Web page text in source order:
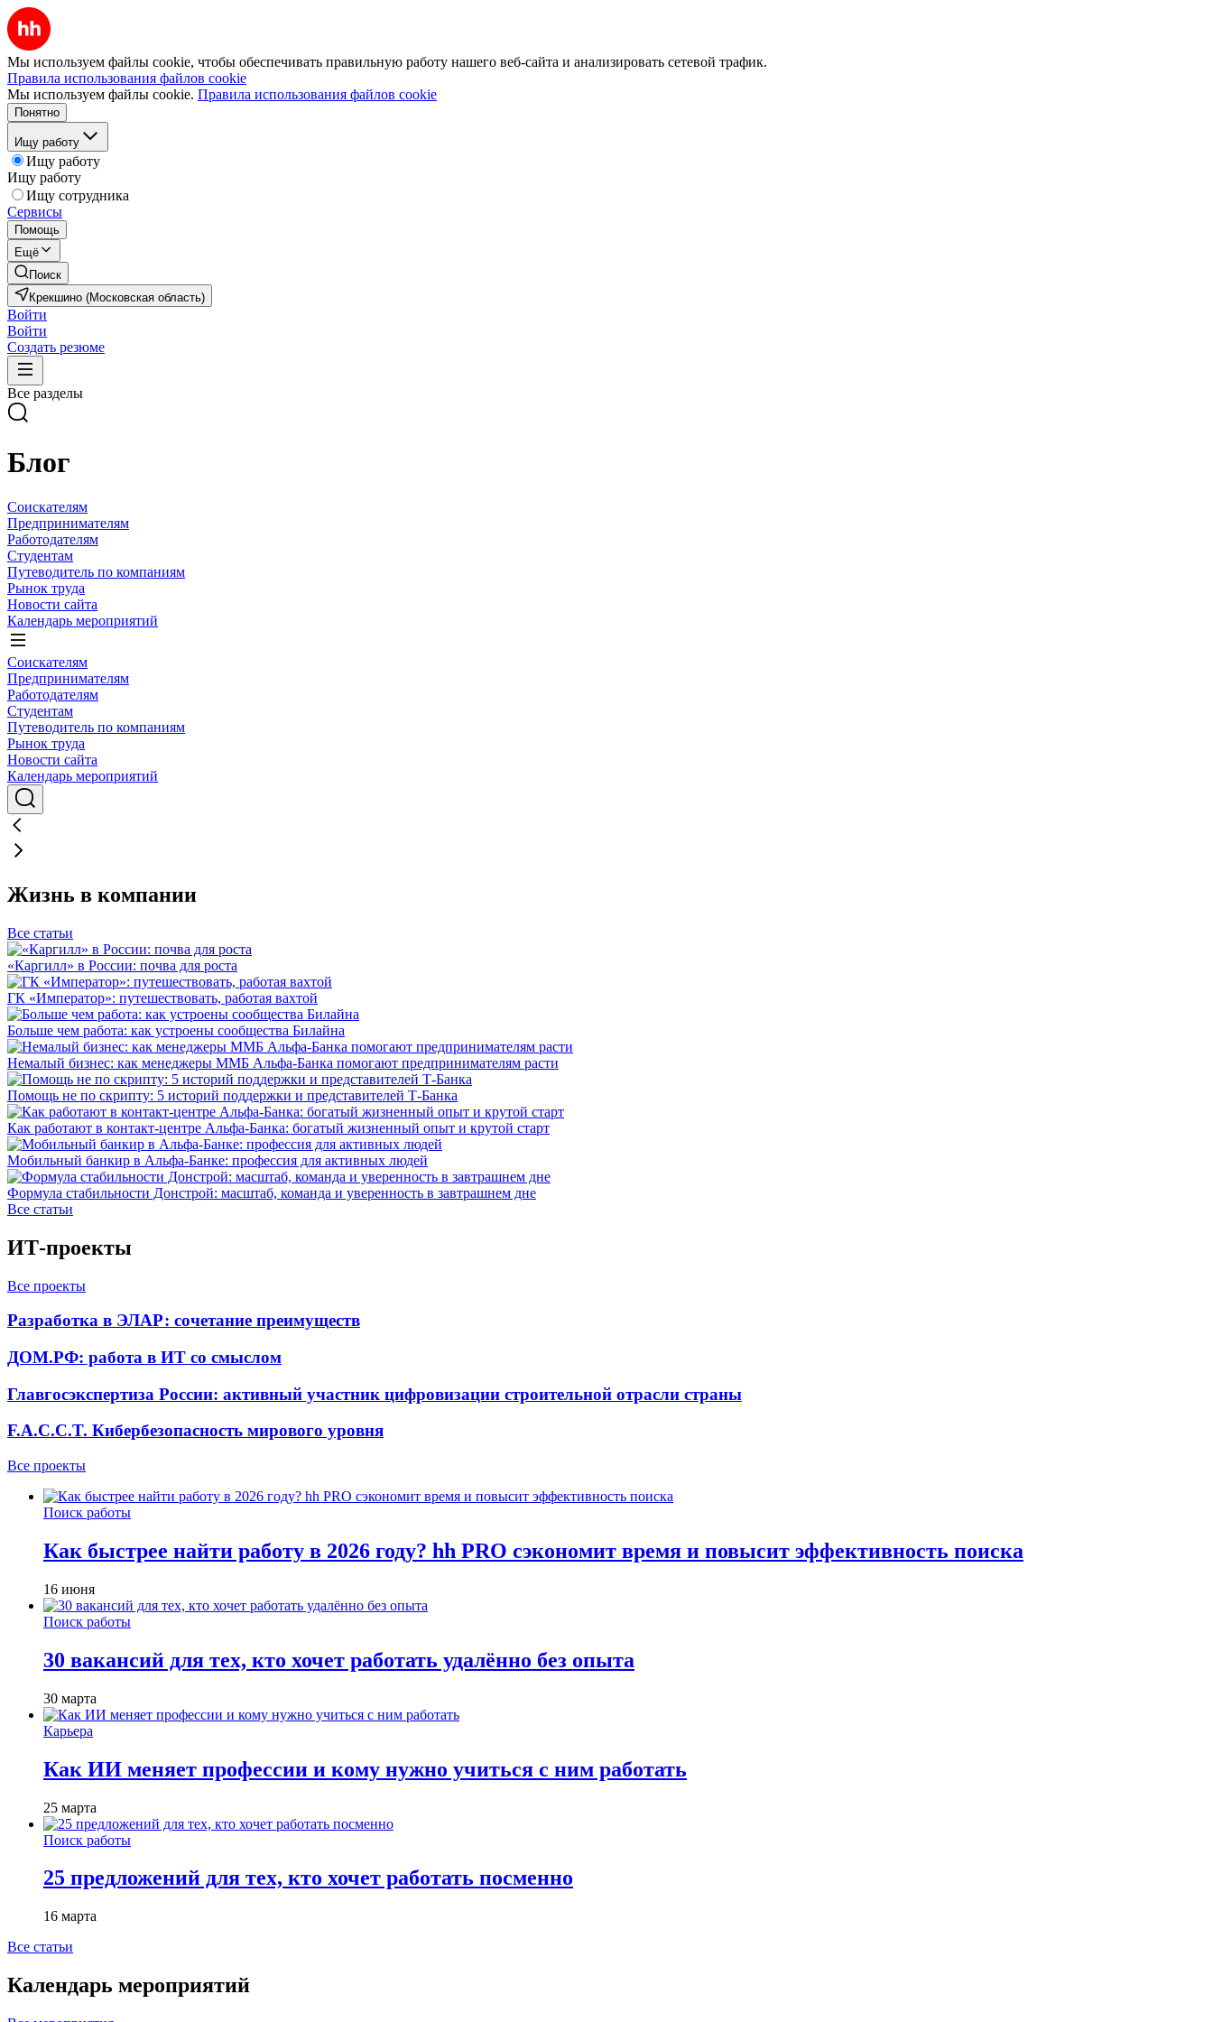
Мы используем файлы cookie, чтобы обеспечивать правильную работу нашего веб-сайта и анализировать сетевой трафик.
Правила использования файлов cookie
Мы используем файлы cookie. Правила использования файлов cookie
Понятно
Ищу работу
Ищу работу
Ищу работу
Ищу сотрудника
Сервисы
Помощь
Ещё
Поиск
Крекшино (Московская область)
Войти
Войти
Создать резюме
Все разделы
Блог
Соискателям
Предпринимателям
Работодателям
Студентам
Путеводитель по компаниям
Рынок труда
Новости сайта
Календарь мероприятий
Соискателям
Предпринимателям
Работодателям
Студентам
Путеводитель по компаниям
Рынок труда
Новости сайта
Календарь мероприятий
Жизнь в компании
Все статьи
«Каргилл» в России: почва для роста
ГК «Император»: путешествовать, работая вахтой
Больше чем работа: как устроены сообщества Билайна
Немалый бизнес: как менеджеры ММБ Альфа-Банка помогают предпринимателям расти
Помощь не по скрипту: 5 историй поддержки и представителей Т-Банка
Как работают в контакт-центре Альфа-Банка: богатый жизненный опыт и крутой старт
Мобильный банкир в Альфа-Банке: профессия для активных людей
Формула стабильности Донстрой: масштаб, команда и уверенность в завтрашнем дне
Все статьи
ИТ-проекты
Все проекты
Разработка в ЭЛАР: сочетание преимуществ
ДОМ.РФ: работа в ИТ со смыслом
Главгосэкспертиза России: активный участник цифровизации строительной отрасли страны
F.A.C.C.T. Кибербезопасность мирового уровня
Все проекты
Поиск работы
Как быстрее найти работу в 2026 году? hh PRO сэкономит время и повысит эффективность поиска
16 июня
Поиск работы
30 вакансий для тех, кто хочет работать удалённо без опыта
30 марта
Карьера
Как ИИ меняет профессии и кому нужно учиться с ним работать
25 марта
Поиск работы
25 предложений для тех, кто хочет работать посменно
16 марта
Все статьи
Календарь мероприятий